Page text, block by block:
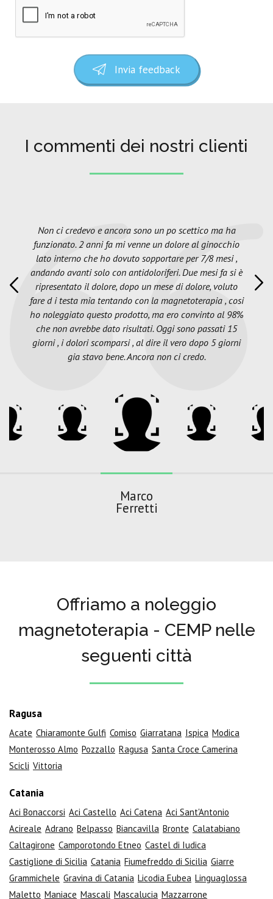
Invia feedback
I commenti dei nostri clienti
Non ci credevo e ancora sono un po scettico ma ha
funzionato. 2 anni fa mi venne un dolore al ginocchio
lato interno che ho dovuto sopportare per 7/8 mesi ,
andando avanti solo con antidoloriferi. Due mesi fa si è
ripresentato il dolore, dopo un mese di dolore, voluto
fare d i testa mia tentando con la magnetoterapia , cosi
ho noleggiato questo prodotto, ma ero convinto al 98%
che non avrebbe dato risultati. Oggi sono passati 15
giorni , i dolori scomparsi , al dire il vero dopo 5 giorni
gia stavo bene. Ancora non ci credo.
Marco
Ferretti
Offriamo a noleggio
magnetoterapia - CEMP nelle
seguenti città
Ragusa
Acate Chiaramonte Gulfi Comiso Giarratana Ispica Modica
Monterosso Almo Pozzallo Ragusa Santa Croce Camerina
Scicli Vittoria
Catania
Aci Bonaccorsi Aci Castello Aci Catena Aci Sant'Antonio
Acireale Adrano Belpasso Biancavilla Bronte Calatabiano
Caltagirone Camporotondo Etneo Castel di Iudica
Castiglione di Sicilia Catania Fiumefreddo di Sicilia Giarre
Grammichele Gravina di Catania Licodia Eubea Linguaglossa
Maletto Maniace Mascali Mascalucia Mazzarrone